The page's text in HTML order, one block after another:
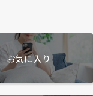
お気に入り